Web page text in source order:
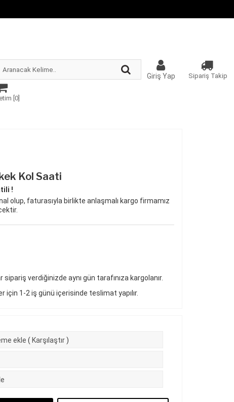
Giriş Yap Sipariş Takip
[ 0]
Kol Saati
!
olup, faturasıyla birlikte anlaşmalı kargo firmamız
verdiğinizde aynı gün tarafınıza kargolanır.
için 1-2 iş günü içerisinde teslimat yapılır.
ekle ( Karşılaştır )